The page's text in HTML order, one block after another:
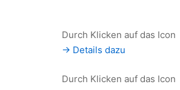
Durch Klicken auf das Icon
-> Details dazu
Durch Klicken auf das Icon